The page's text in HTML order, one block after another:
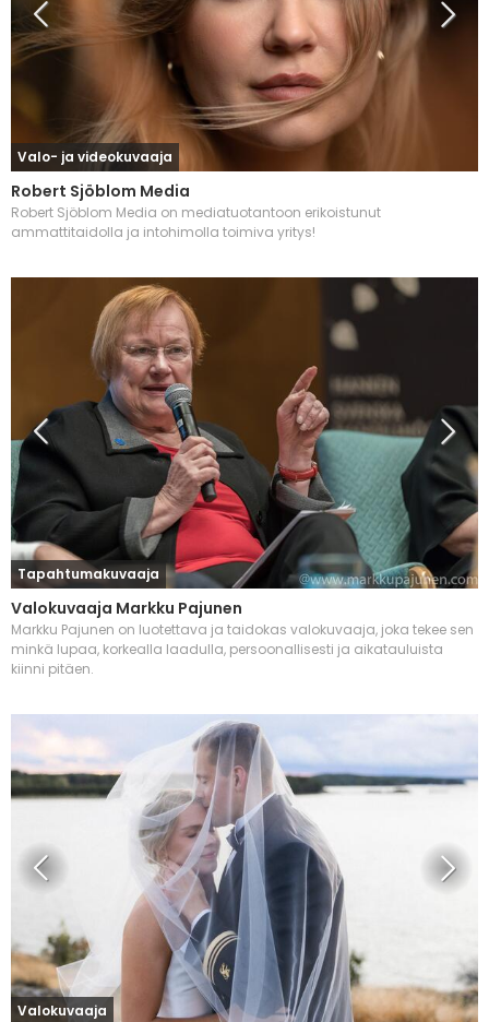
Valo- ja videokuvaaja
Robert Sjöblom Media
Robert Sjöblom Media on mediatuotantoon erikoistunut
ammattitaidolla ja intohimolla toimiva yritys!
Tapahtumakuvaaja
Valokuvaaja Markku Pajunen
Markku Pajunen on luotettava ja taidokas valokuvaaja, joka tekee sen
minkä lupaa, korkealla laadulla, persoonallisesti ja aikatauluista
kiinni pitäen.
Valokuvaaja